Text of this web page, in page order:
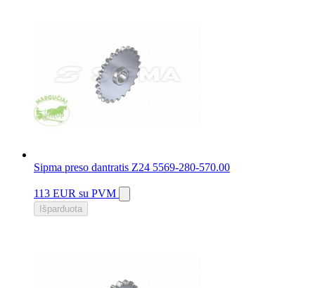
Sipma preso dantratis Z24 5569-280-570.00
113 EUR su PVM
Išparduota